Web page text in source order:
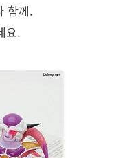
함께.
요.